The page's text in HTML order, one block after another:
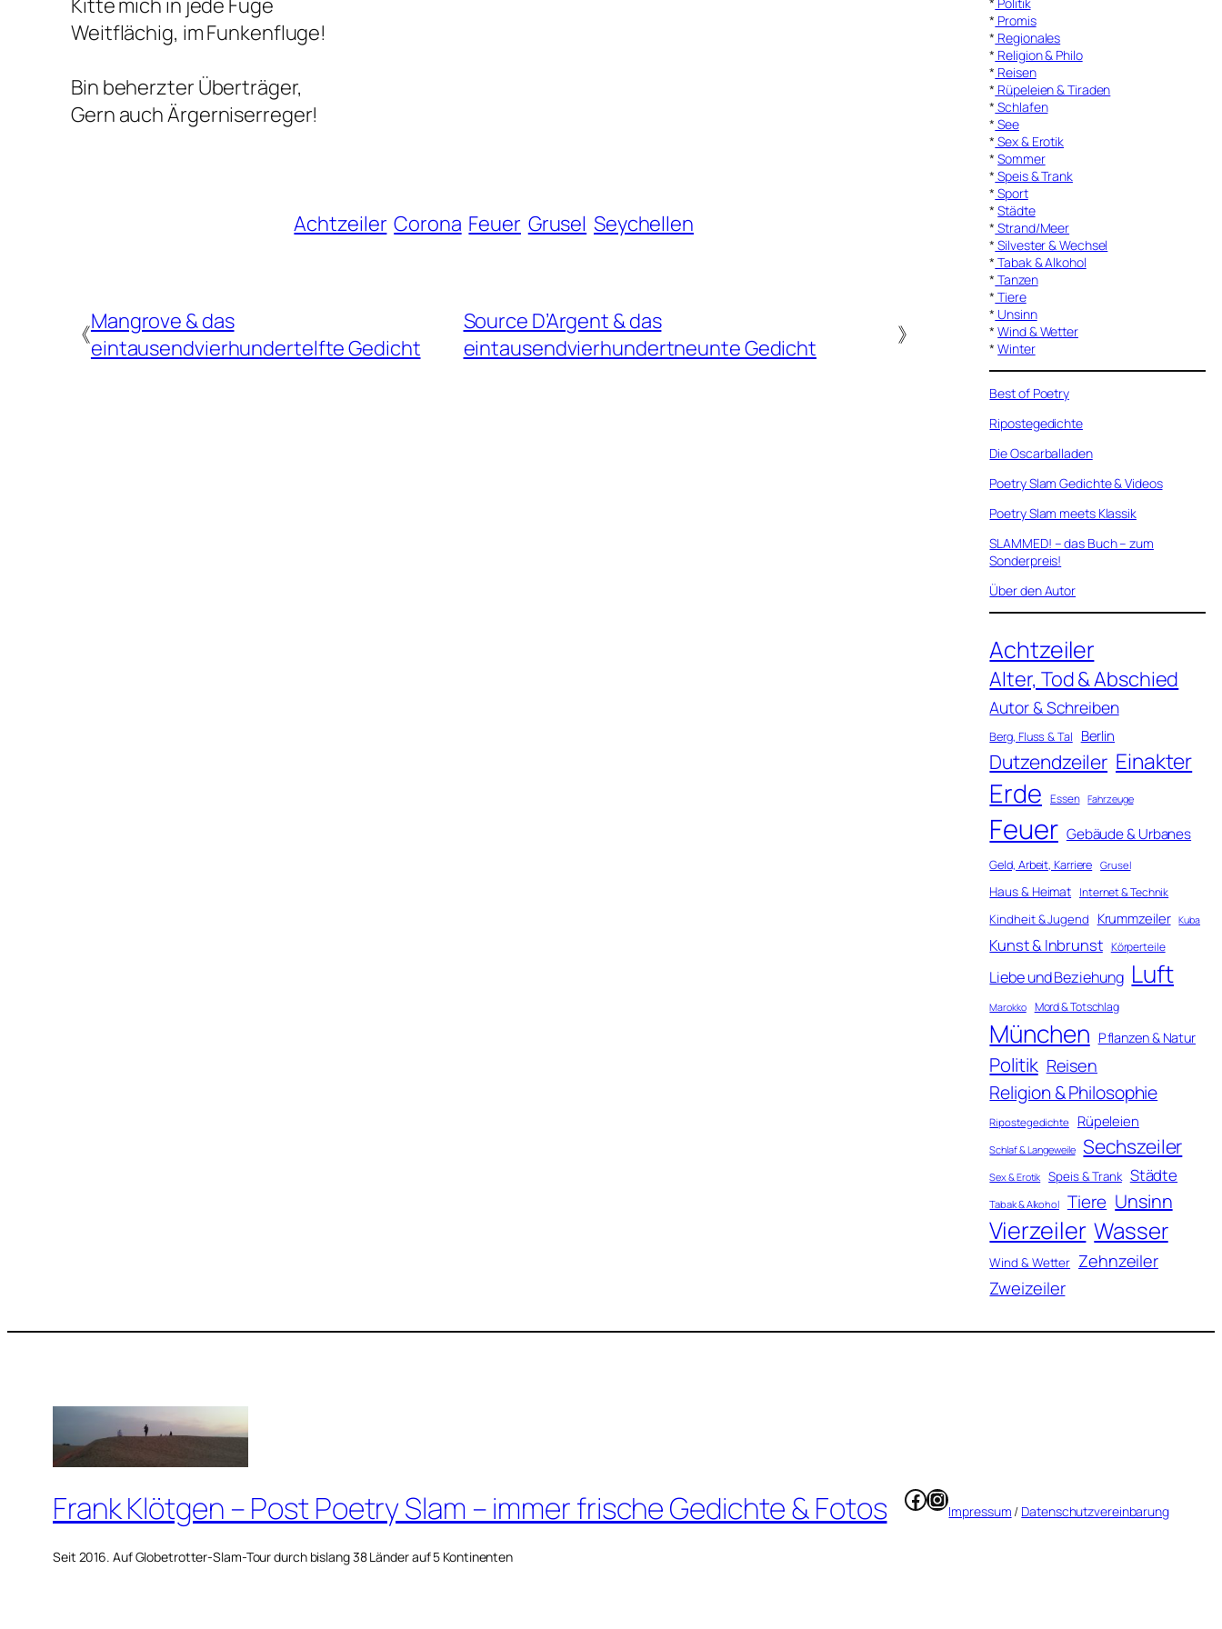
Kitte mich in jede Fuge
Weitflächig, im Funkenfluge!
Bin beherzter Überträger,
Gern auch Ärgerniserreger!
Achtzeiler Corona Feuer Grusel Seychellen
《Mangrove & das
eintausendvierhundertelfte Gedicht
Source D’Argent & das
eintausendvierhundertneunte Gedicht
》
* Promis
* Regionales
* Religion & Philo
* Reisen
* Rüpeleien & Tiraden
* Schlafen
* See
* Sex & Erotik
*Sommer
* Speis & Trank
* Sport
*Städte
* Strand/Meer
* Silvester & Wechsel
* Tabak & Alkohol
* Tanzen
* Tiere
* Unsinn
*Wind & Wetter
*Winter
Best of Poetry
Ripostegedichte
Die Oscarballaden
Poetry Slam Gedichte & Videos
Poetry Slam meets Klassik
SLAMMED! – das Buch – zum
Sonderpreis!
Über den Autor
Achtzeiler
Alter, Tod & Abschied
Autor & Schreiben
Berg, Fluss & Tal Berlin
Dutzendzeiler Einakter
Erde Essen Fahrzeuge
Feuer Gebäude & Urbanes
Geld, Arbeit, Karriere Grusel
Haus & Heimat Internet & Technik
Kindheit & Jugend Krummzeiler Kuba
Kunst & Inbrunst Körperteile
Liebe und Beziehung Luft
Marokko Mord & Totschlag
München Pflanzen & Natur
Politik Reisen
Religion & Philosophie
Ripostegedichte Rüpeleien
Schlaf & Langeweile Sechszeiler
Sex & Erotik Speis & Trank Städte
Tabak & Alkohol Tiere Unsinn
Vierzeiler Wasser
Wind & Wetter Zehnzeiler
Zweizeiler
Frank Klötgen – Post Poetry Slam – immer frische Gedichte & Fotos
Seit 2016. Auf Globetrotter-Slam-Tour durch bislang 38 Länder auf 5 Kontinenten
Facebook
Instagram
Impressum / Datenschutzvereinbarung